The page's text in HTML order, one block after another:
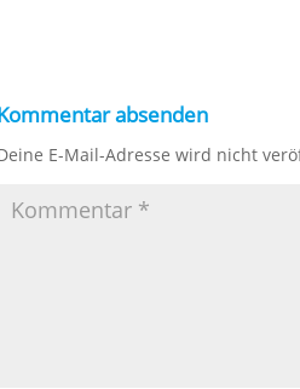
absenden
E-Mail-Adresse wird nicht